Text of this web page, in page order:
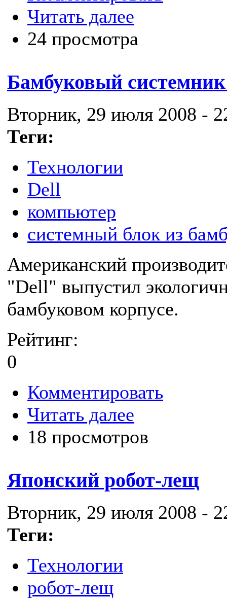
Читать далее
24 просмотра
Бамбуковый
Вторник, 29 июля 2008 -
Теги:
Технологии
Dell
компьютер
системный блок из
Американский
"Dell" выпустил
бамбуковом корпусе.
Рейтинг:
0
Комментировать
Читать далее
18 просмотров
Японский робот-лещ
Вторник, 29 июля 2008 -
Теги:
Технологии
робот-лещ